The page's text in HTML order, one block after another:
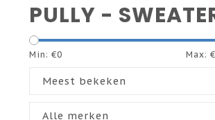
PULLY -
Min: €0 Max: €
Meest bekeken
Alle merken